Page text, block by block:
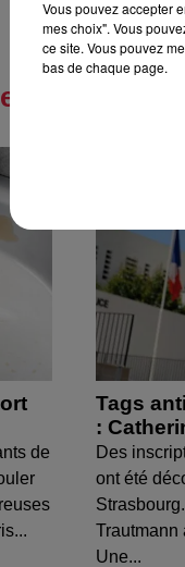
de
Tags
:
Des
ont été
Trautmann
Une...
Vous pouvez accepter
mes choix". Vous
ce site. Vous pouvez
bas de chaque page.